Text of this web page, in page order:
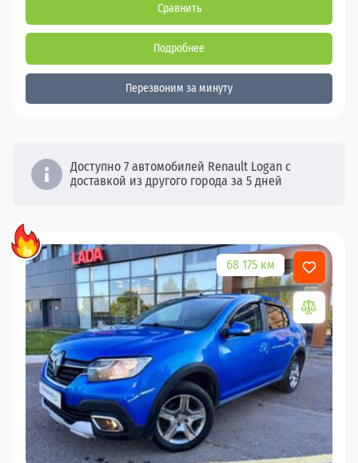
Сравнить
Подробнее
Перезвоним за минуту
Доступно 7 автомобилей Renault Logan с
доставкой из другого города за 5 дней
68 175 км